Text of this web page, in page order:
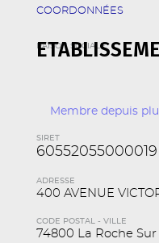
COORDONNÉES
RAISON SOCIALE
Membre depuis
SIRET
60552055000019
ADRESSE
400 AVENUE
CODE POSTAL - VILLE
74800 La Roche Sur